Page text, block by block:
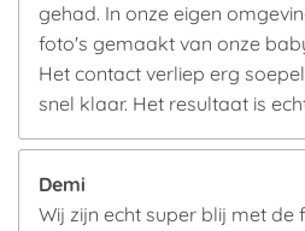
gehad. In onze eigen
foto's gemaakt van onze
Het contact verliep erg
snel klaar. Het resultaat is
Demi
Wij zijn echt super blij met de